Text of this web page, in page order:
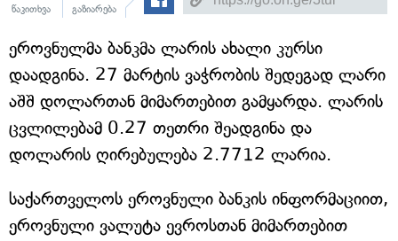
წაკითხვა გაზიარება
ეროვნულმა ბანკმა ლარის ახალი კურსი
დაადგინა. 27 მარტის ვაჭრობის შედეგად ლარი
აშშ დოლართან მიმართებით გამყარდა. ლარის
ცვლილებამ 0.27 თეთრი შეადგინა და
დოლარის ღირებულება 2.7712 ლარია.
საქართველოს ეროვნული ბანკის ინფორმაციით,
ეროვნული ვალუტა ევროსთან მიმართებით